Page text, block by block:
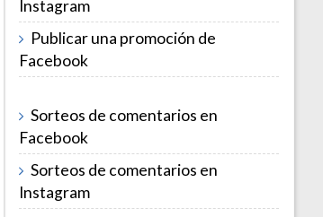
Instagram
Publicar una promoción de
Facebook
Sorteos de comentarios en
Facebook
Sorteos de comentarios en
Instagram